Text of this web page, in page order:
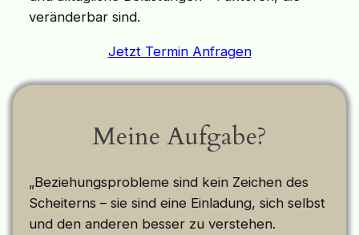
veränderbar sind.
Jetzt Termin Anfragen
Meine Aufgabe?
„Beziehungsprobleme sind kein Zeichen des
Scheiterns – sie sind eine Einladung, sich selbst
und den anderen besser zu verstehen.